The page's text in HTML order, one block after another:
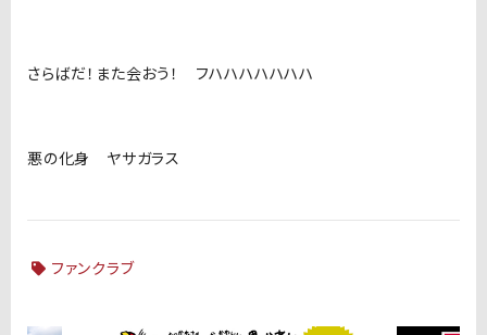
さらばだ！また会おう！ フハハハハハハハ
悪の化身 ヤサガラス
ファンクラブ